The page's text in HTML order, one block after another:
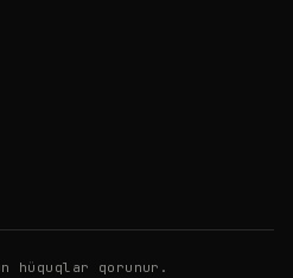
hüquqlar qorunur.